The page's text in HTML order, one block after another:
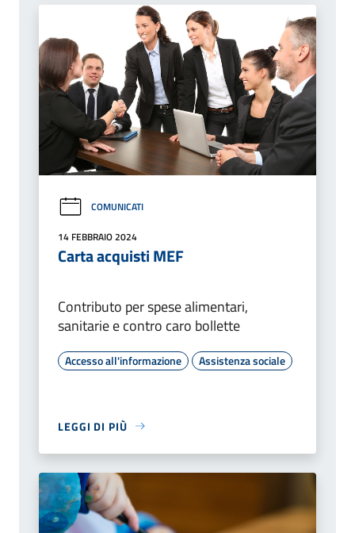
COMUNICATI
14 FEBBRAIO 2024
Carta acquisti MEF
Contributo per spese alimentari,
sanitarie e contro caro bollette
Accesso all'informazione Assistenza sociale
LEGGI DI PIÙ